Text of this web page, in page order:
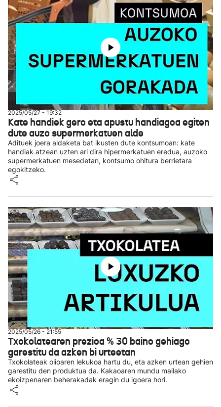
2025/05/27 - 19:32
Kate handiek gero eta apustu handiagoa egiten
dute auzo supermerkatuen alde
Adituek joera aldaketa bat ikusten dute kontsumoan: kate
handiak atzean uzten ari dira hipermerkatuen eredua, auzoko
supermerkatuen mesedetan, kontsumo ohitura berrietara
egokitzeko.
2025/05/26 - 21:55
Txokolatearen prezioa % 30 baino gehiago
garestitu da azken bi urteetan
Txokolateak olioaren lekukoa hartu du, eta azken urtean gehien
garestitu den produktua da. Kakaoaren mundu mailako
ekoizpenaren beherakadak eragin du igoera hori.